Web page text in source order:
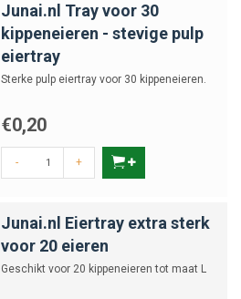
Junai.nl Tray voor 30
kippeneieren - stevige pulp
eiertray
Sterke pulp eiertray voor 30 kippeneieren.
€0,20
- +
Junai.nl Eiertray extra sterk
voor 20 eieren
Geschikt voor 20 kippeneieren tot maat L